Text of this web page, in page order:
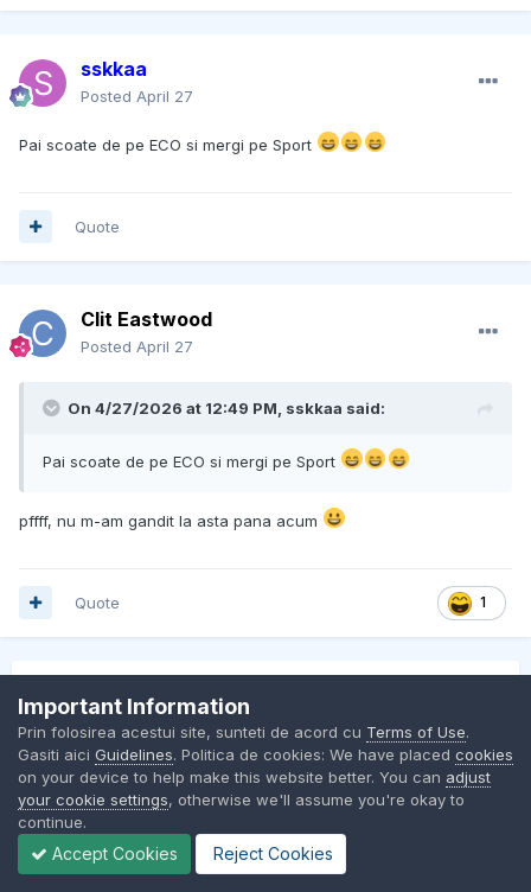
sskkaa
Posted April 27
Pai scoate de pe ECO si mergi pe Sport
Quote
Clit Eastwood
Posted April 27
On 4/27/2026 at 12:49 PM, sskkaa said:
Pai scoate de pe ECO si mergi pe Sport
pffff, nu m-am gandit la asta pana acum
1
Quote
Join the conversation
You can post now and register later. If you have an account,
sign in nowto post with your account.
Important Information
Prin folosirea acestui site, sunteti de acord cu Terms of Use.
Gasiti aici Guidelines. Politica de cookies: We have placed cookies
on your device to help make this website better. You can adjust
your cookie settings, otherwise we'll assume you're okay to
continue.
Accept Cookies Reject Cookies